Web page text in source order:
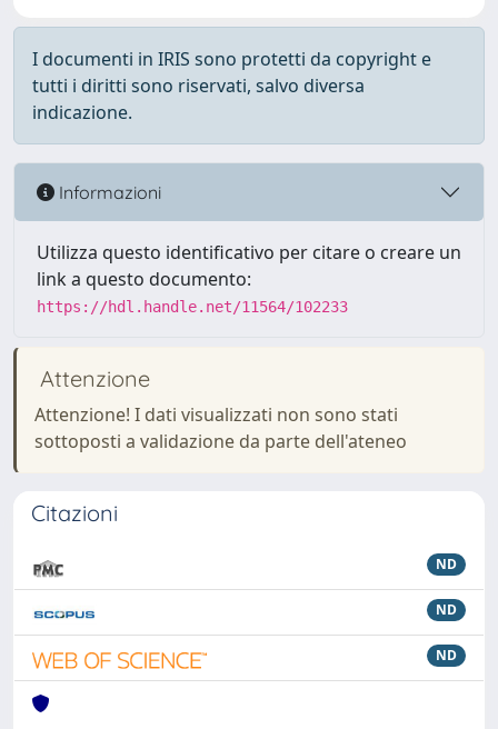
I documenti in IRIS sono protetti da copyright e
tutti i diritti sono riservati, salvo diversa
indicazione.
Informazioni
Utilizza questo identificativo per citare o creare un
link a questo documento:
https://hdl.handle.net/11564/102233
Attenzione
Attenzione! I dati visualizzati non sono stati
sottoposti a validazione da parte dell'ateneo
Citazioni
ND
ND
ND